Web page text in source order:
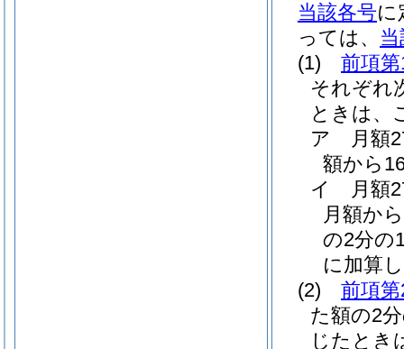
当該各号に
っては、
(1)
前項
それぞれ
ときは、
ア
月額
額から
イ
月額
月額か
の2分の
に加算
(2)
前項
た額の2
じたとき